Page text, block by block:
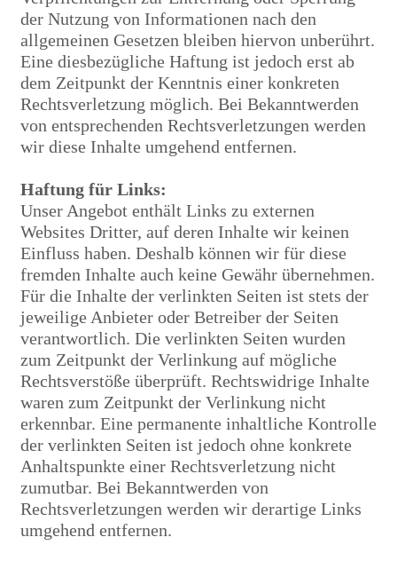
der Nutzung von Informationen nach den
allgemeinen Gesetzen bleiben hiervon unberührt.
Eine diesbezügliche Haftung ist jedoch erst ab
dem Zeitpunkt der Kenntnis einer konkreten
Rechtsverletzung möglich. Bei Bekanntwerden
von entsprechenden Rechtsverletzungen werden
wir diese Inhalte umgehend entfernen.
Haftung für Links:
Unser Angebot enthält Links zu externen
Websites Dritter, auf deren Inhalte wir keinen
Einfluss haben. Deshalb können wir für diese
fremden Inhalte auch keine Gewähr übernehmen.
Für die Inhalte der verlinkten Seiten ist stets der
jeweilige Anbieter oder Betreiber der Seiten
verantwortlich. Die verlinkten Seiten wurden
zum Zeitpunkt der Verlinkung auf mögliche
Rechtsverstöße überprüft. Rechtswidrige Inhalte
waren zum Zeitpunkt der Verlinkung nicht
erkennbar. Eine permanente inhaltliche Kontrolle
der verlinkten Seiten ist jedoch ohne konkrete
Anhaltspunkte einer Rechtsverletzung nicht
zumutbar. Bei Bekanntwerden von
Rechtsverletzungen werden wir derartige Links
umgehend entfernen.